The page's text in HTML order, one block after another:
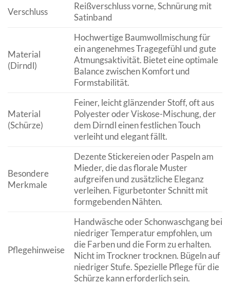
Verschluss
Reißverschluss vorne, Schnürung mit
Satinband
Material
(Dirndl)
Hochwertige Baumwollmischung für
ein angenehmes Tragegefühl und gute
Atmungsaktivität. Bietet eine optimale
Balance zwischen Komfort und
Formstabilität.
Material
(Schürze)
Feiner, leicht glänzender Stoff, oft aus
Polyester oder Viskose-Mischung, der
dem Dirndl einen festlichen Touch
verleiht und elegant fällt.
Besondere
Merkmale
Dezente Stickereien oder Paspeln am
Mieder, die das florale Muster
aufgreifen und zusätzliche Eleganz
verleihen. Figurbetonter Schnitt mit
formgebenden Nähten.
Pflegehinweise
Handwäsche oder Schonwaschgang bei
niedriger Temperatur empfohlen, um
die Farben und die Form zu erhalten.
Nicht im Trockner trocknen. Bügeln auf
niedriger Stufe. Spezielle Pflege für die
Schürze kann erforderlich sein.